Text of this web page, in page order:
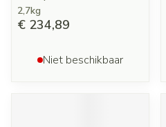
2,7kg
€ 234,89
Niet beschikbaar